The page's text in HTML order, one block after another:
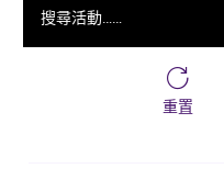
重置